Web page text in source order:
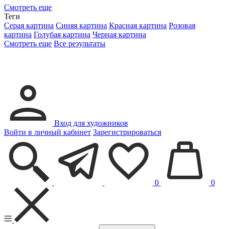
Смотреть еще
Теги
Серая картина Синяя картина Красная картина Розовая
картина Голубая картина Черная картина
Смотреть еще Все результаты
Вход для художников
Войти в личный кабинет Зарегистрироваться
0 0